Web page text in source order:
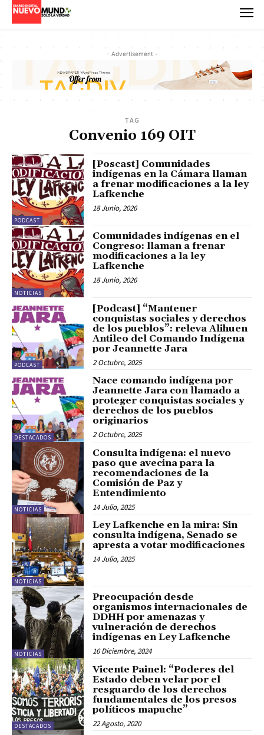
- Advertisement -
TAG
Convenio 169 OIT
PODCAST
[Poscast] Comunidades
indígenas en la Cámara llaman
a frenar modificaciones a la ley
Lafkenche
18 Junio, 2026
NOTICIAS
Comunidades indígenas en el
Congreso: llaman a frenar
modificaciones a la ley
Lafkenche
18 Junio, 2026
PODCAST
[Podcast] “Mantener
conquistas sociales y derechos
de los pueblos”: releva Alihuen
Antileo del Comando Indígena
por Jeannette Jara
2 Octubre, 2025
DESTACADOS
Nace comando indígena por
Jeannette Jara con llamado a
proteger conquistas sociales y
derechos de los pueblos
originarios
2 Octubre, 2025
NOTICIAS
Consulta indígena: el nuevo
paso que avecina para la
recomendaciones de la
Comisión de Paz y
Entendimiento
14 Julio, 2025
NOTICIAS
Ley Lafkenche en la mira: Sin
consulta indígena, Senado se
apresta a votar modificaciones
14 Julio, 2025
NOTICIAS
Preocupación desde
organismos internacionales de
DDHH por amenazas y
vulneración de derechos
indígenas en Ley Lafkenche
16 Diciembre, 2024
DESTACADOS
Vicente Painel: “Poderes del
Estado deben velar por el
resguardo de los derechos
fundamentales de los presos
políticos mapuche”
22 Agosto, 2020